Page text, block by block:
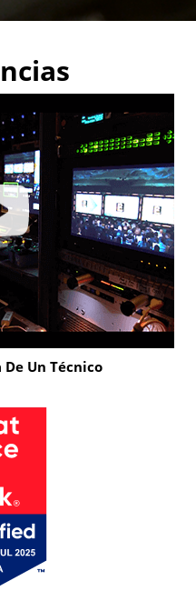
De Un Técnico